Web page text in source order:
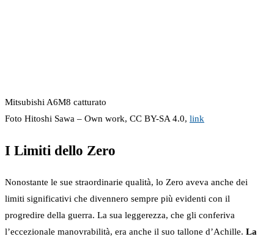
Mitsubishi A6M8 catturato
Foto Hitoshi Sawa – Own work, CC BY-SA 4.0, link
I Limiti dello Zero
Nonostante le sue straordinarie qualità, lo Zero aveva anche dei
limiti significativi che divennero sempre più evidenti con il
progredire della guerra. La sua leggerezza, che gli conferiva
l’eccezionale manovrabilità, era anche il suo tallone d’Achille. La